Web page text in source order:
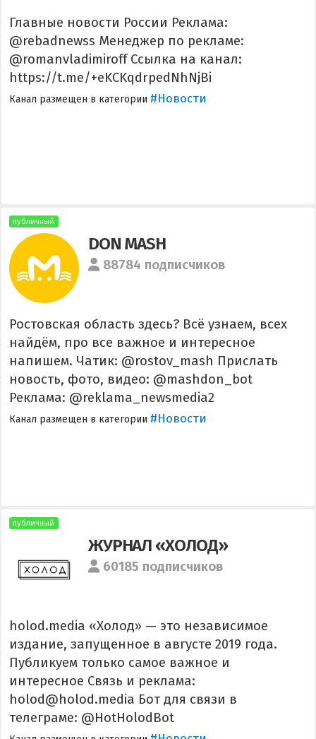
Главные новости России Реклама:
@rebadnewss Менеджер по рекламе:
@romanvladimiroff Ссылка на канал:
https://t.me/+eKCKqdrpedNhNjBi
Канал размещен в категории #Новости
публичный
DON MASH
88784 подписчиков
Ростовская область здесь? Всё узнаем, всех
найдём, про все важное и интересное
напишем. Чатик: @rostov_mash Прислать
новость, фото, видео: @mashdon_bot
Реклама: @reklama_newsmedia2
Канал размещен в категории #Новости
публичный
ЖУРНАЛ «ХОЛОД»
60185 подписчиков
holod.media «Холод» — это независимое
издание, запущенное в августе 2019 года.
Публикуем только самое важное и
интересное Связь и реклама:
holod@holod.media Бот для связи в
телеграме: @HotHolodBot